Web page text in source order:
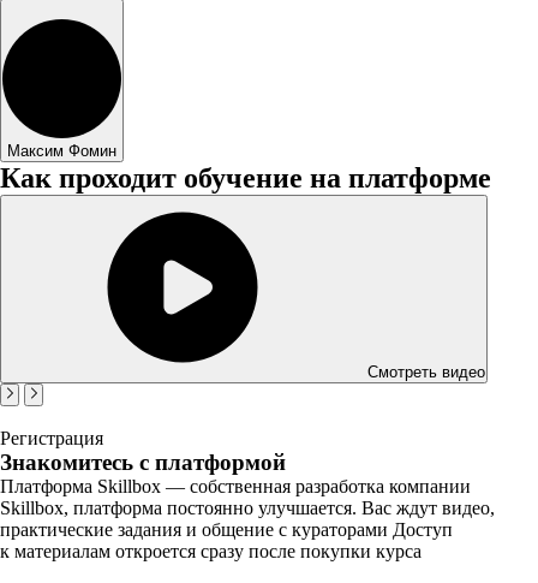
Максим Фомин
Как проходит обучение на платформе
Смотреть видео
Регистрация
Знакомитесь с платформой
Платформа Skillbox — собственная разработка компании
Skillbox, платформа постоянно улучшается. Вас ждут видео,
практические задания и общение с кураторами Доступ
к материалам откроется сразу после покупки курса